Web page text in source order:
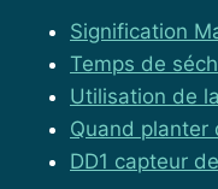
Signification
Temps de
Utilisation de
Quand planter
DD1 capteur